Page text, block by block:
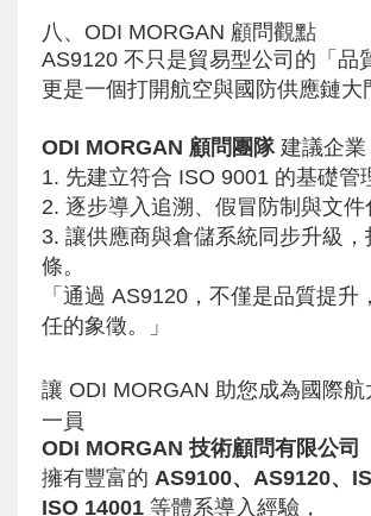
八、ODI MORGAN 顧問觀點
AS9120 不只是貿易型公司的「品
更是一個打開航空與國防供應鏈大
ODI MORGAN 顧問團隊建議企業
1. 先建立符合 ISO 9001 的基礎管
2. 逐步導入追溯、假冒防制與文件
3. 讓供應商與倉儲系統同步升級，
條。
「通過 AS9120，不僅是品質提升
任的象徵。」
讓 ODI MORGAN 助您成為國際航
一員
ODI MORGAN 技術顧問有限公司
擁有豐富的 AS9100、AS9120、
ISO 14001 等體系導入經驗，